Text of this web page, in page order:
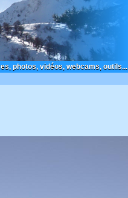
photos, vidéos, webcams, outils...